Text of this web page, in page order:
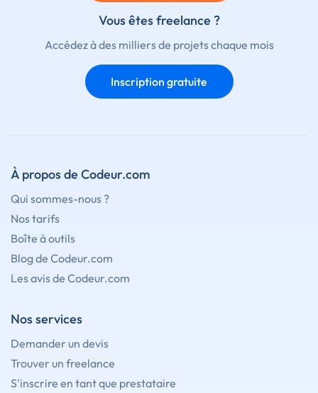
Vous êtes freelance ?
Accédez à des milliers de projets chaque mois
Inscription gratuite
À propos de Codeur.com
Qui sommes-nous ?
Nos tarifs
Boîte à outils
Blog de Codeur.com
Les avis de Codeur.com
Nos services
Demander un devis
Trouver un freelance
S'inscrire en tant que prestataire